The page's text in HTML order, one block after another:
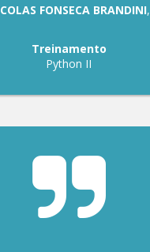
FONSECA BRANDINI,
Treinamento
Python II